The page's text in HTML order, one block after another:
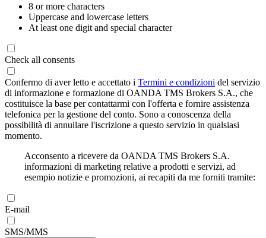
8 or more characters
Uppercase and lowercase letters
At least one digit and special character
Check all consents
Confermo di aver letto e accettato i Termini e condizioni del servizio
di informazione e formazione di OANDA TMS Brokers S.A., che
costituisce la base per contattarmi con l'offerta e fornire assistenza
telefonica per la gestione del conto. Sono a conoscenza della
possibilità di annullare l'iscrizione a questo servizio in qualsiasi
momento.
Acconsento a ricevere da OANDA TMS Brokers S.A.
informazioni di marketing relative a prodotti e servizi, ad
esempio notizie e promozioni, ai recapiti da me forniti tramite:
E-mail
SMS/MMS